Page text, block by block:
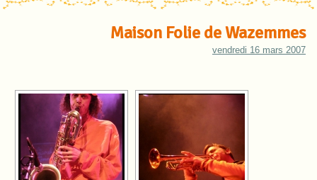
Maison Folie de Wazemmes
vendredi 16 mars 2007